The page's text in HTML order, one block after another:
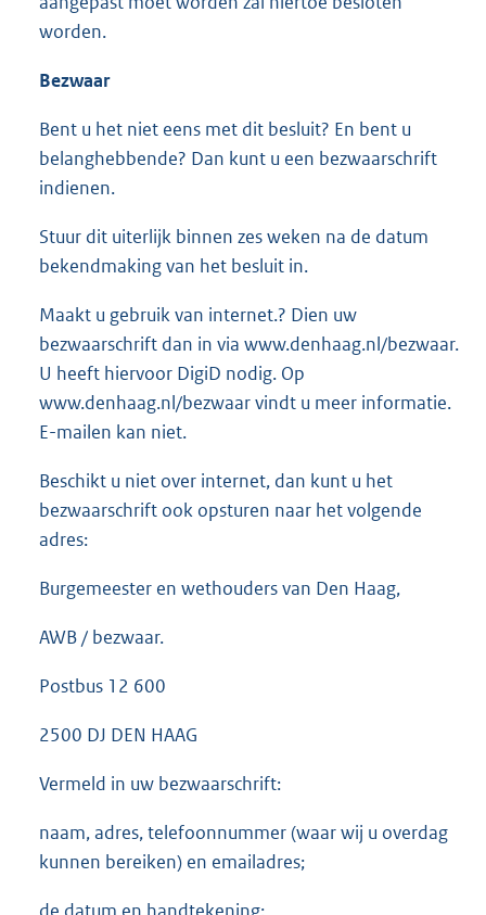
worden.
Bezwaar
Bent u het niet eens met dit besluit? En bent u
belanghebbende? Dan kunt u een bezwaarschrift
indienen.
Stuur dit uiterlijk binnen zes weken na de datum
bekendmaking van het besluit in.
Maakt u gebruik van internet.? Dien uw
bezwaarschrift dan in via www.denhaag.nl/bezwaar.
U heeft hiervoor DigiD nodig. Op
www.denhaag.nl/bezwaar vindt u meer informatie.
E-mailen kan niet.
Beschikt u niet over internet, dan kunt u het
bezwaarschrift ook opsturen naar het volgende
adres:
Burgemeester en wethouders van Den Haag,
AWB / bezwaar.
Postbus 12 600
2500 DJ DEN HAAG
Vermeld in uw bezwaarschrift:
naam, adres, telefoonnummer (waar wij u overdag
kunnen bereiken) en emailadres;